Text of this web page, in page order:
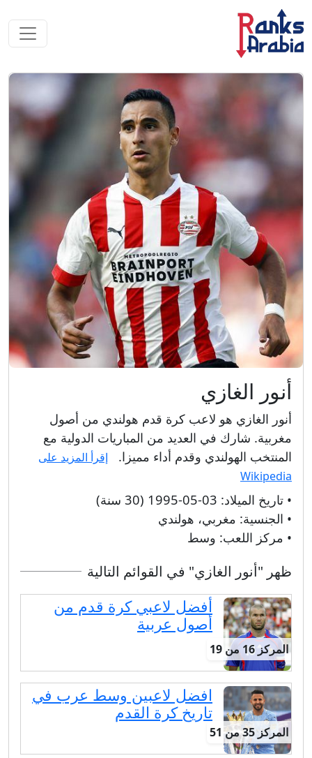
أنور الغازي
أنور الغازي هو لاعب كرة قدم هولندي من أصول
مغربية. شارك في العديد من المباريات الدولية مع
المنتخب الهولندي وقدم أداء مميزا.
إقرأ المزيد على
Wikipedia
• تاريخ الميلاد: 03-05-1995 (30 سنة)
• الجنسية: مغربي، هولندي
• مركز اللعب: وسط
ظهر "أنور الغازي" في القوائم التالية
المركز 16 من 19
أفضل لاعبي كرة قدم من
أصول عربية
المركز 35 من 51
افضل لاعبين وسط عرب في
تاريخ كرة القدم